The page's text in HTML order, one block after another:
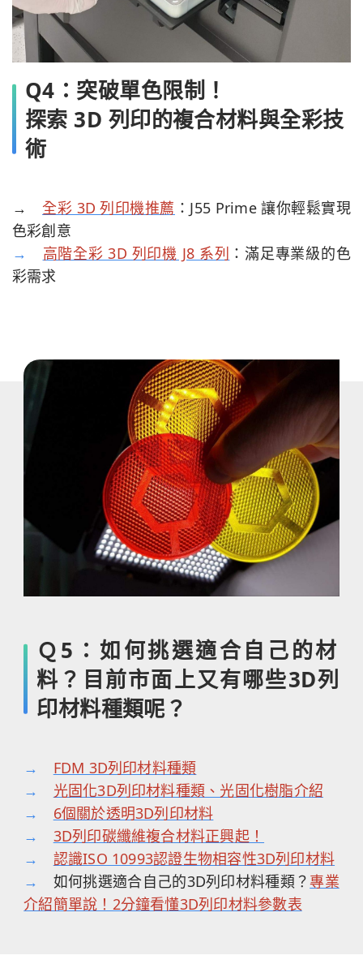
Q4：突破單色限制！
探索 3D 列印的複合材料與全彩技
術
→全彩 3D 列印機推薦 ：J55 Prime 讓你輕鬆實現
色彩創意
→ 高階全彩 3D 列印機 J8 系列 ：滿足專業級的色
彩需求
Ｑ5：如何挑選適合自己的材
料？目前市面上又有哪些3D列
印材料種類呢？
→ FDM 3D列印材料種類
→ 光固化3D列印材料種類、光固化樹脂介紹
→ 6個關於透明3D列印材料
→ 3D列印碳纖維複合材料正興起！
→ 認識ISO 10993認證生物相容性3D列印材料
→ 如何挑選適合自己的3D列印材料種類？專業
介紹簡單說！2分鐘看懂3D列印材料參數表